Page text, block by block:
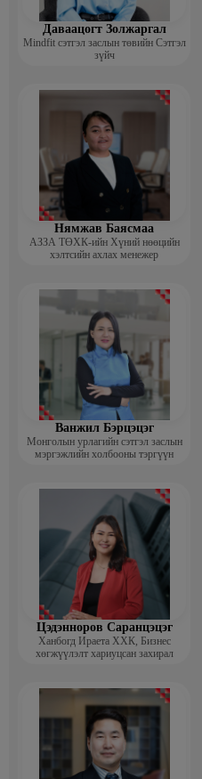
Даваацогт Золжаргал
Mindfit сэтгэл заслын төвийн Сэтгэл
зүйч
Нямжав Баясмаа
АЗЗА ТӨХК-ийн Хүний нөөцийн
хэлтсийн ахлах менежер
Ванжил Бэрцэцэг
Монголын урлагийн сэтгэл заслын
мэргэжлийн холбооны тэргүүн
Цэдэнноров Саранцэцэг
Ханбогд Ираета ХХК, Бизнес
хөгжүүлэлт хариуцсан захирал